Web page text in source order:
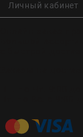
Личный кабинет